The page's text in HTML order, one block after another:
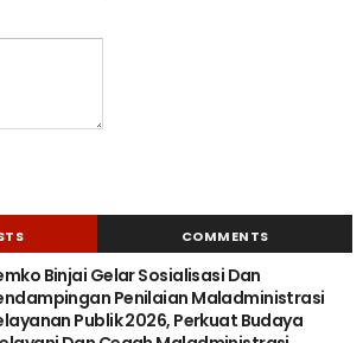
COMMENTS
Binjai Gelar Sosialisasi Dan
Penilaian Maladministrasi
Publik 2026, Perkuat Budaya